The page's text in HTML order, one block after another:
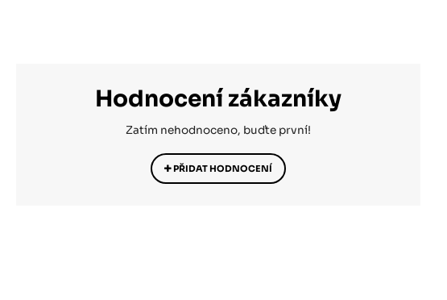
Hodnocení zákazníky
Zatím nehodnoceno, buďte první!
PŘIDAT HODNOCENÍ